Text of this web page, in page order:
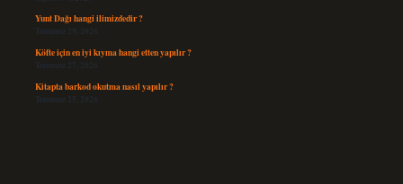
Yunt Dağı hangi ilimizdedir ?
Temmuz 29, 2026
Köfte için en iyi kıyma hangi etten yapılır ?
Temmuz 27, 2026
Kitapta barkod okutma nasıl yapılır ?
Temmuz 25, 2026